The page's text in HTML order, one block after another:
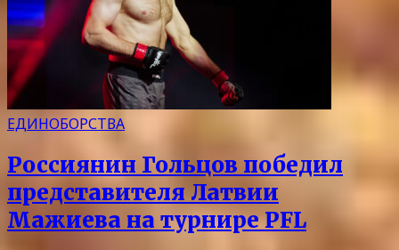
ЕДИНОБОРСТВА
Россиянин Гольцов победил
представителя Латвии
Мажиева на турнире PFL